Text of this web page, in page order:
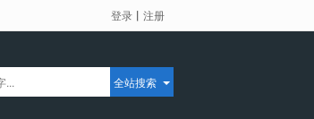
登录 丨 注册
全站搜索